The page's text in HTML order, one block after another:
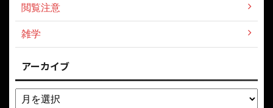
閲覧注意
雑学
アーカイブ